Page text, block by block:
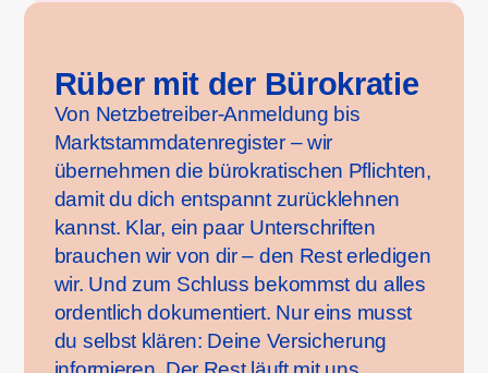
Rüber mit der Bürokratie
Von Netzbetreiber-Anmeldung bis
Marktstammdatenregister – wir
übernehmen die bürokratischen Pflichten,
damit du dich entspannt zurücklehnen
kannst. Klar, ein paar Unterschriften
brauchen wir von dir – den Rest erledigen
wir. Und zum Schluss bekommst du alles
ordentlich dokumentiert. Nur eins musst
du selbst klären: Deine Versicherung